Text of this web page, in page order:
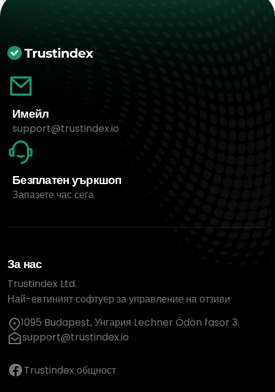
Имейл
support@trustindex.io
Безплатен уъркшоп
Запазете час сега
За нас
Trustindex Ltd.
Най-евтиният софтуер за управление на отзиви
1095 Budapest, Унгария Lechner Ödön fasor 3.
support@trustindex.io
Trustindex общност